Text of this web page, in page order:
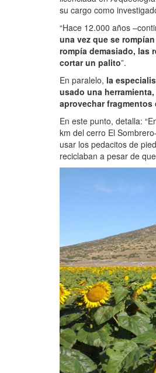
su cargo como
“Hace 12.000 años
una vez que se
rompía demasiado, las
cortar un palito”.
En paralelo, la
usado una
aprovechar
En este punto, detalla:
km del cerro El
usar los pedacitos de
reciclaban a pesar de